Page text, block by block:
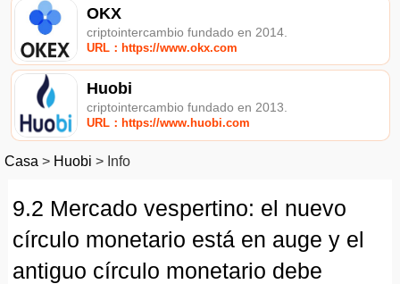
OKX
criptointercambio fundado en 2014.
URL：https://www.okx.com
Huobi
criptointercambio fundado en 2013.
URL：https://www.huobi.com
Casa > Huobi > Info
9.2 Mercado vespertino: el nuevo
círculo monetario está en auge y el
antiguo círculo monetario debe